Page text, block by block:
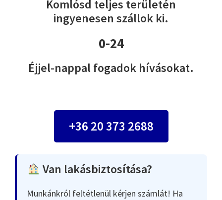
Komlósd teljes területén
ingyenesen szállok ki.
0-24
Éjjel-nappal fogadok hívásokat.
+36 20 373 2688
Van lakásbiztosítása?
Munkánkról feltétlenül kérjen számlát! Ha